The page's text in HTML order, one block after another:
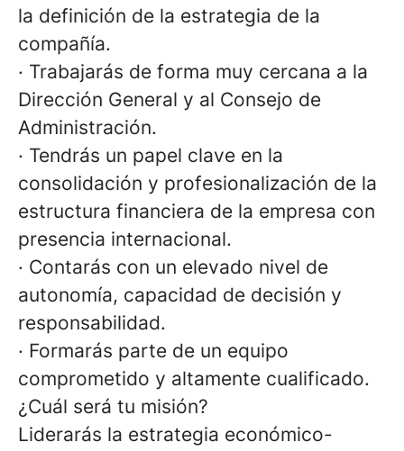
la definición de la estrategia de la
compañía.
· Trabajarás de forma muy cercana a la
Dirección General y al Consejo de
Administración.
· Tendrás un papel clave en la
consolidación y profesionalización de la
estructura financiera de la empresa con
presencia internacional.
· Contarás con un elevado nivel de
autonomía, capacidad de decisión y
responsabilidad.
· Formarás parte de un equipo
comprometido y altamente cualificado.
¿Cuál será tu misión?
Liderarás la estrategia económico-